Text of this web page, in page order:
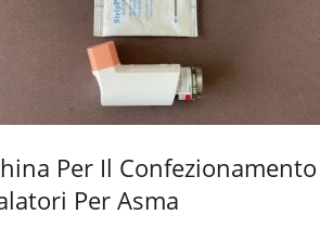
Per Il Confezionamento
Per Asma